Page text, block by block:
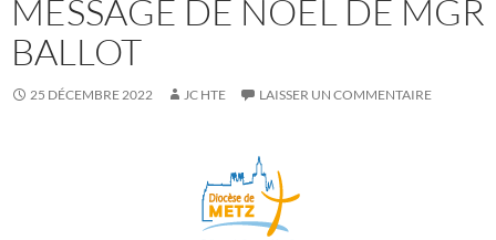
MESSAGE DE NOËL DE MGR
BALLOT
25 DÉCEMBRE 2022 JC HTE LAISSER UN COMMENTAIRE